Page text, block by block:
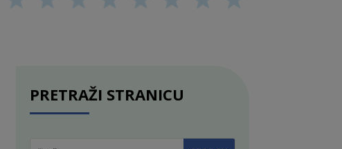
PRETRAŽI STRANICU